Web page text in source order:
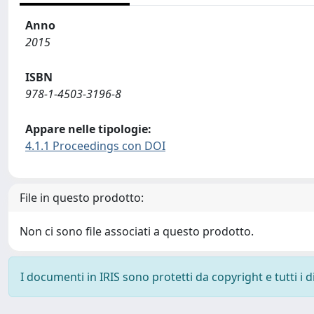
Anno
2015
ISBN
978-1-4503-3196-8
Appare nelle tipologie:
4.1.1 Proceedings con DOI
File in questo prodotto:
Non ci sono file associati a questo prodotto.
I documenti in IRIS sono protetti da copyright e tutti i